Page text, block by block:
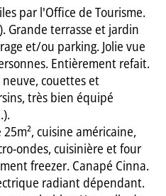
par l'Office de Tourisme.
Grande terrasse et jardin
et/ou parking. Jolie vue
Entièrement refait.
couettes et
très bien équipé
cuisine américaine,
ondes, cuisinière et four
freezer. Canapé Cinna.
radiant dépendant.